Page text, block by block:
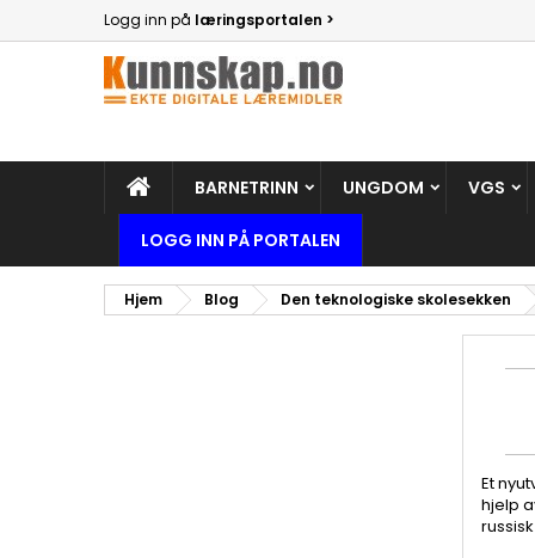
Logg inn på læringsportalen >
BARNETRINN UNGDOM VGS
LOGG INN PÅ PORTALEN
Hjem Blog Den teknologiske skolesekken
Et
hjelp